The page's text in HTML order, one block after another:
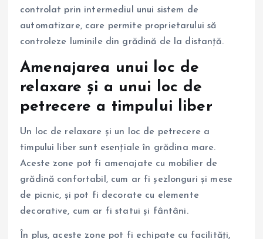
controlat prin intermediul unui sistem de
automatizare, care permite proprietarului să
controleze luminile din grădină de la distanță.
Amenajarea unui loc de
relaxare și a unui loc de
petrecere a timpului liber
Un loc de relaxare și un loc de petrecere a
timpului liber sunt esențiale în grădina mare.
Aceste zone pot fi amenajate cu mobilier de
grădină confortabil, cum ar fi șezlonguri și mese
de picnic, și pot fi decorate cu elemente
decorative, cum ar fi statui și fântâni.
În plus, aceste zone pot fi echipate cu facilități,